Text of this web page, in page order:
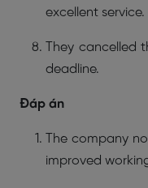
excellent service.
They cancelled
deadline.
Đáp án
The company
improved